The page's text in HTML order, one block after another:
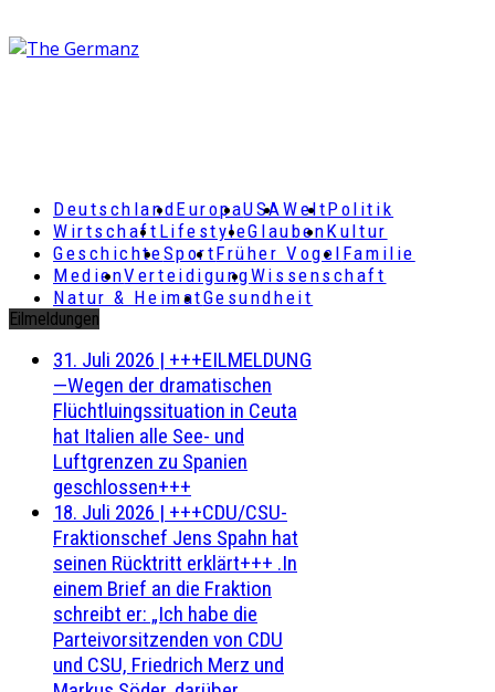
DeutschlandEuropaUSAWeltPolitik
Wirtschaft LifestyleGlaubenKultur
GeschichteSportFrüher Vogel Familie
MedienVerteidigungWissenschaft
Natur & HeimatGesundheit
Eilmeldungen
31. Juli 2026 | +++EILMELDUNG
—Wegen der dramatischen
Flüchtluingssituation in Ceuta
hat Italien alle See- und
Luftgrenzen zu Spanien
geschlossen+++
18. Juli 2026 | +++CDU/CSU-
Fraktionschef Jens Spahn hat
seinen Rücktritt erklärt+++ .In
einem Brief an die Fraktion
schreibt er: „Ich habe die
Parteivorsitzenden von CDU
und CSU, Friedrich Merz und